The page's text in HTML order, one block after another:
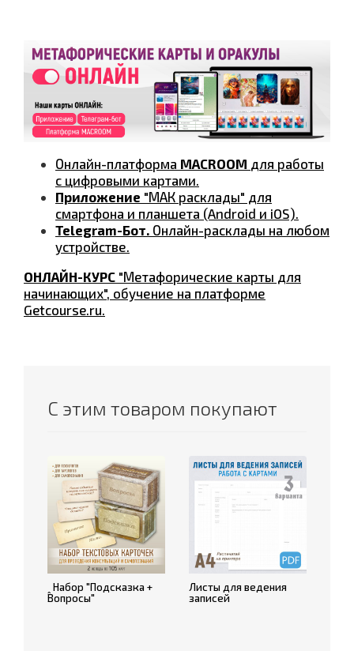
Онлайн-платформа MACROOM для работы
с цифровыми картами.
Приложение "МАК расклады" для
смартфона и планшета (Android и iOS).
Telegram-Бот. Онлайн-расклады на любом
устройстве.
ОНЛАЙН-КУРС "Метафорические карты для
начинающих", обучение на платформе
Getcourse.ru.
С этим товаром покупают
ꞈ Набор "Подсказка +
Вопросы"
Листы для ведения
записей